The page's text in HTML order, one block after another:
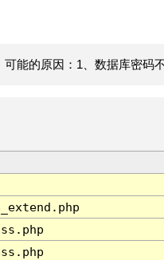
能的原因：1、数据库密码